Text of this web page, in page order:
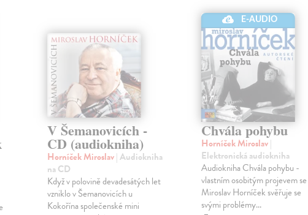
V Šemanovicích -
CD (audiokniha)
Horníček Miroslav| Audiokniha
na CD
Když v polovině devadesátých let
vzniklo v Šemanovicích u
Kokořína společenské mini
E-AUDIO
Chvála pohybu
Horníček Miroslav|
Elektronická audiokniha
Audiokniha Chvála pohybu -
vlastním osobitým projevem se
Miroslav Horníček svěřuje se
svými problémy...